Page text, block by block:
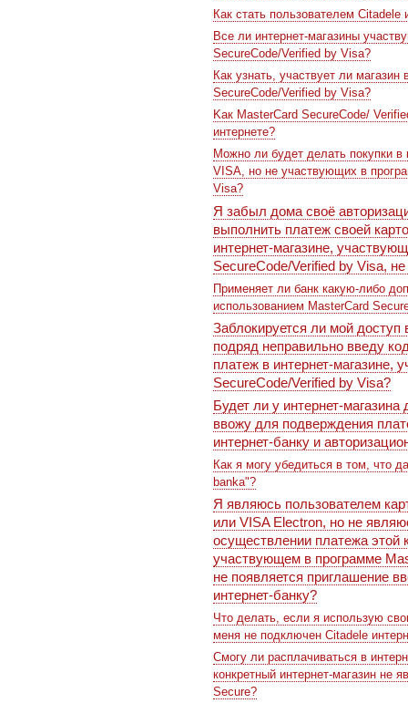
Как стать пользователем Citadele
Все ли интернет-магазины
SecureCode/Verified by Visa?
Как узнать, участвует ли
SecureCode/Verified by Visa?
Kак MasterCard SecureCode/
интернете?
Можно ли будет делать покупки
VISA, но не участвующих в
Visa?
Я забыл дома своё
выполнить платеж своей
интернет-магазине,
SecureCode/Verified by Visa,
Применяет ли банк какую-либо
использованием MasterCard
Заблокируется ли мой доступ
подряд неправильно введу
платеж в интернет-магазине,
SecureCode/Verified by Visa?
Будет ли у интернет-
ввожу для подверждения
интернет-банку и
Как я могу убедиться в том, что
banka"?
Я являюсь пользователем
или VISA Electron, но не
осуществлении платежа этой
участвующем в программе
не появляется приглашение
интернет-банку?
Что делать, если я использую
меня не подключен Citadele
Смогу ли расплачиваться в
конкретный интернет-магазин не
Secure?